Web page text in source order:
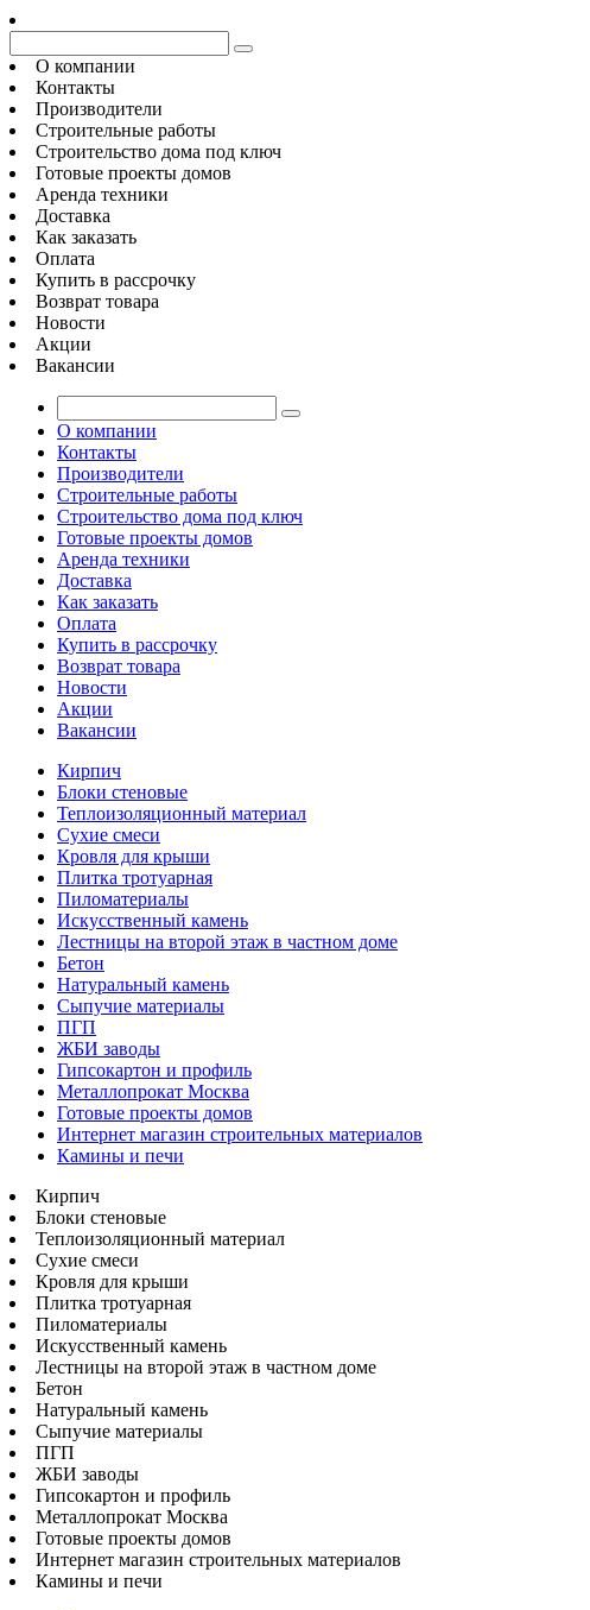
О компании
Контакты
Производители
Строительные работы
Строительство дома под ключ
Готовые проекты домов
Аренда техники
Доставка
Как заказать
Оплата
Купить в рассрочку
Возврат товара
Новости
Акции
Вакансии
О компании
Контакты
Производители
Строительные работы
Строительство дома под ключ
Готовые проекты домов
Аренда техники
Доставка
Как заказать
Оплата
Купить в рассрочку
Возврат товара
Новости
Акции
Вакансии
Кирпич
Блоки стеновые
Теплоизоляционный материал
Сухие смеси
Кровля для крыши
Плитка тротуарная
Пиломатериалы
Искусственный камень
Лестницы на второй этаж в частном доме
Бетон
Натуральный камень
Сыпучие материалы
ПГП
ЖБИ заводы
Гипсокартон и профиль
Металлопрокат Москва
Готовые проекты домов
Интернет магазин строительных материалов
Камины и печи
Кирпич
Блоки стеновые
Теплоизоляционный материал
Сухие смеси
Кровля для крыши
Плитка тротуарная
Пиломатериалы
Искусственный камень
Лестницы на второй этаж в частном доме
Бетон
Натуральный камень
Сыпучие материалы
ПГП
ЖБИ заводы
Гипсокартон и профиль
Металлопрокат Москва
Готовые проекты домов
Интернет магазин строительных материалов
Камины и печи